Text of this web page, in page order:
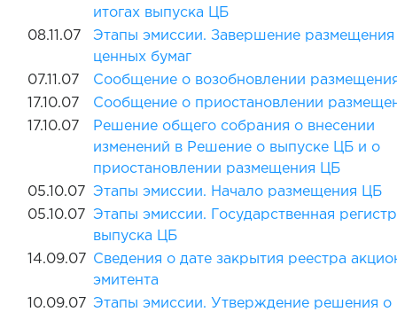
итогах выпуска ЦБ
08.11.07
Этапы эмиссии. Завершение размещения
ценных бумаг
07.11.07
Сообщение о возобновлении
17.10.07
Сообщение о приостановлении
17.10.07
Решение общего собрания о внесении
изменений в Решение о выпуске ЦБ и о
приостановлении размещения ЦБ
05.10.07
Этапы эмиссии. Начало размещения ЦБ
05.10.07
Этапы эмиссии. Государственная
выпуска ЦБ
14.09.07
Сведения о дате закрытия реестра
эмитента
10.09.07 Этапы эмиссии. Утверждение решения о